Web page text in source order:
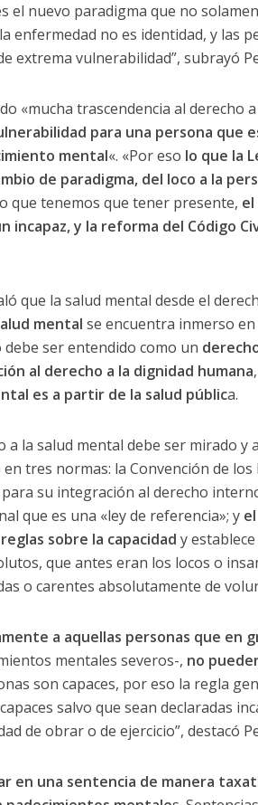
el nuevo paradigma que no
enfermedad no es identidad, y las
extrema vulnerabilidad”, subrayó
«mucha trascendencia al derecho
para una persona que
mental«. «Por eso lo que la
de paradigma, del loco a la
que tenemos que tener presente, el
y la reforma del Código
que la salud mental desde el
mental se encuentra inmerso
ser entendido como un
al derecho a la dignidad humana
es a partir de la salud pública.
la salud mental debe ser mirado y
tres normas: la Convención de los
su integración al derecho
que es una «ley de referencia»; y
sobre la capacidad y
que antes eran los locos o
o carentes absolutamente de
a aquellas personas que en
mentales severos-, no
son capaces, por eso la regla
salvo que sean declaradas
de obrar o de ejercicio”, destacó
en una sentencia de manera